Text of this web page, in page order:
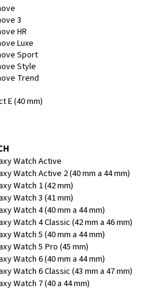
3
HR
Luxe
Sport
Style
Trend
E (40 mm)
Watch Active
Watch Active 2 (40 mm a 44 mm)
Watch 1 (42 mm)
Watch 3 (41 mm)
Watch 4 (40 mm a 44 mm)
Watch 4 Classic (42 mm a 46 mm)
Watch 5 (40 mm a 44 mm)
Watch 5 Pro (45 mm)
Watch 6 (40 mm a 44 mm)
Watch 6 Classic (43 mm a 47 mm)
Watch 7 (40 a 44 mm)